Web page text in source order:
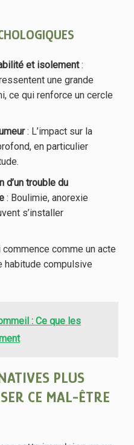
et isolement:
une grande
ce qui renforce un cercle
: L’impact sur la
en particulier
d’un trouble du
: Boulimie, anorexie
s’installer
commence comme un acte
habitude compulsive
: Ce que les
PLUS
CE MAL-ÊTRE